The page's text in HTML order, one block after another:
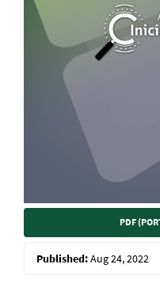
PDF
Published:Aug 24, 2022